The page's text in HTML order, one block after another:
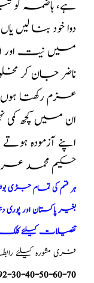
ہے، ہاضمہ کو
دوا خود بنا لیں
میں نیت اور
ناضر جان کر
عزم رکھتا
ان میں کچھ
اپنے آزمودہ
حکیم محمد
ہر قسم کی تمام جڑی
بغیر پاکستان اور
تفصیلات کیلئے کلک
فری مشورہ کیلئے
30-40-50-60-70